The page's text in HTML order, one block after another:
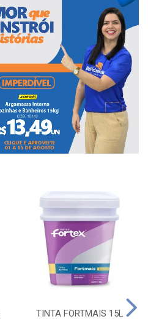
TINTA FORTMAIS 15L